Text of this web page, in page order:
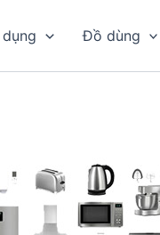
Đồ dùng